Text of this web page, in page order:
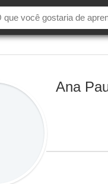
Ana